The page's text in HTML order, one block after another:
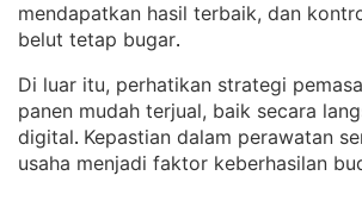
mendapatkan hasil terbaik, dan
belut tetap bugar.
Di luar itu, perhatikan strategi
panen mudah terjual, baik secara
digital. Kepastian dalam perawatan
usaha menjadi faktor keberhasilan